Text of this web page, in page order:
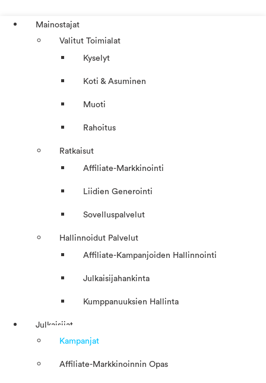
Mainostajat
Valitut Toimialat
Kyselyt
Koti & Asuminen
Muoti
Rahoitus
Ratkaisut
Affiliate-Markkinointi
Liidien Generointi
Sovelluspalvelut
Hallinnoidut Palvelut
Affiliate-Kampanjoiden Hallinnointi
Julkaisijahankinta
Kumppanuuksien Hallinta
Julkaisijat
Kampanjat
Affiliate-Markkinoinnin Opas